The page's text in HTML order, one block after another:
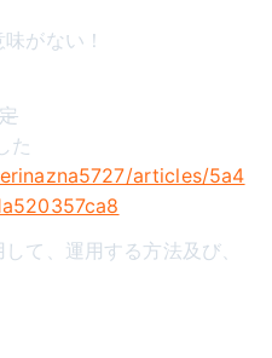
がない！
た
articles/5a4
て、運用する方法及び、